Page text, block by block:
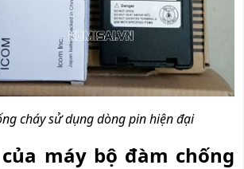
cháy sử dụng dòng pin hiện đại
máy bộ đàm chống